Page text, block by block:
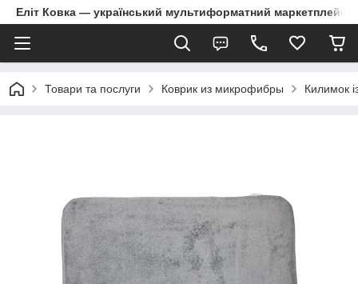
Еліт Ковка — український мультиформатний маркетплейс
Товари та послуги Коврик из микрофибры Килимок